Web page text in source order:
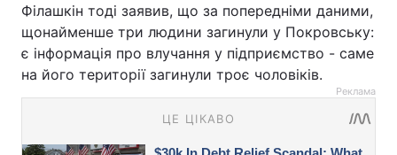
Філашкін тоді заявив, що за попередніми даними,
щонайменше три людини загинули у Покровську:
є інформація про влучання у підприємство - саме
на його території загинули троє чоловіків.
Реклама